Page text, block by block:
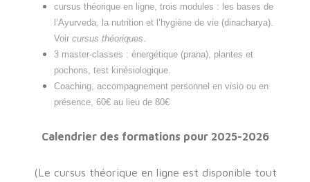
cursus théorique en ligne, trois modules : les bases de
l’Ayurveda, la nutrition et l’hygiène de vie (dinacharya).
Voir cursus théoriques
3 master-classes : énergétique (prana), plantes et
pochons, test kinésiologique.
Coaching, accompagnement personnel en visio ou en
présence, 60€ au lieu de 80€
Calendrier des formations pour 2025-2026
(Le cursus théorique en ligne est disponible tout